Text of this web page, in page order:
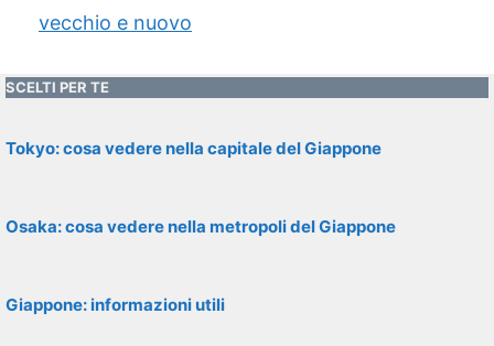
vecchio e nuovo
SCELTI PER TE
Tokyo: cosa vedere nella capitale del Giappone
Osaka: cosa vedere nella metropoli del Giappone
Giappone: informazioni utili